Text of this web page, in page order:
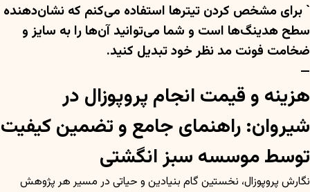
` برای مشخص کردن تیترها استفاده می‌کنم که نشان‌دهنده
سطح هدینگ‌ها است و شما می‌توانید آن‌ها را به سایز و
ضخامت فونت مد نظر خود تبدیل کنید.
—
هزینه و قیمت انجام پروپوزال در
شیروان: راهنمای جامع و تضمین کیفیت
توسط موسسه سبز انگشتی
نگارش پروپوزال، نخستین گام بنیادین و حیاتی در مسیر هر پژوهش